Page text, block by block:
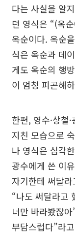
다는 사실을 알
던 영식은 “(옥
옥순이다. 옥순
식은 옥순과 데
게도 옥순의 행
이 엄청 피곤해
한편, 영수·상철
지친 모습으로
나 영식은 심각
광수에게 쓴 이
자기한테 써달
“나도 써달라고
너만 바라봤잖
부담스럽다”라